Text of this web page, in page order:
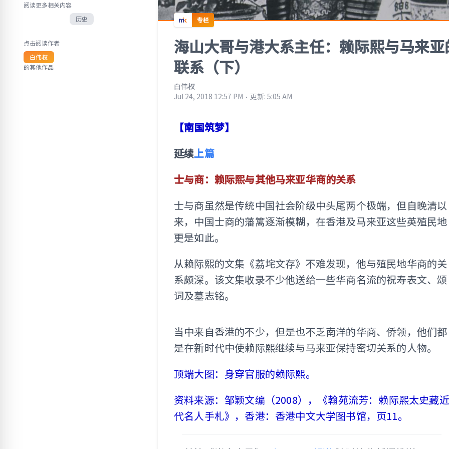
阅读更多相关内容
历史
点击阅读作者
白伟权
的其他作品
专栏
海山大哥与港大系主任：赖际熙与马来亚
联系（下）
白伟权
Jul 24, 2018 12:57 PM ⋅ 更新: 5:05 AM
【南国筑梦】
延续上篇
士与商：赖际熙与其他马来亚华商的关系
士与商虽然是传统中国社会阶级中头尾两个极端，但自晚清以
来，中国士商的藩篱逐渐模糊，在香港及马来亚这些英殖民地
更是如此。
从赖际熙的文集《荔垞文存》不难发现，他与殖民地华商的关
系颇深。该文集收录不少他送给一些华商名流的祝寿表文、颂
词及墓志铭。
当中来自香港的不少，但是也不乏南洋的华商、侨领，他们都
是在新时代中使赖际熙继续与马来亚保持密切关系的人物。
顶端大图：身穿官服的赖际熙。
资料来源：邹颖文编（2008），《翰苑流芳：赖际熙太史藏近
代名人手札》，香港：香港中文大学图书馆，页11。